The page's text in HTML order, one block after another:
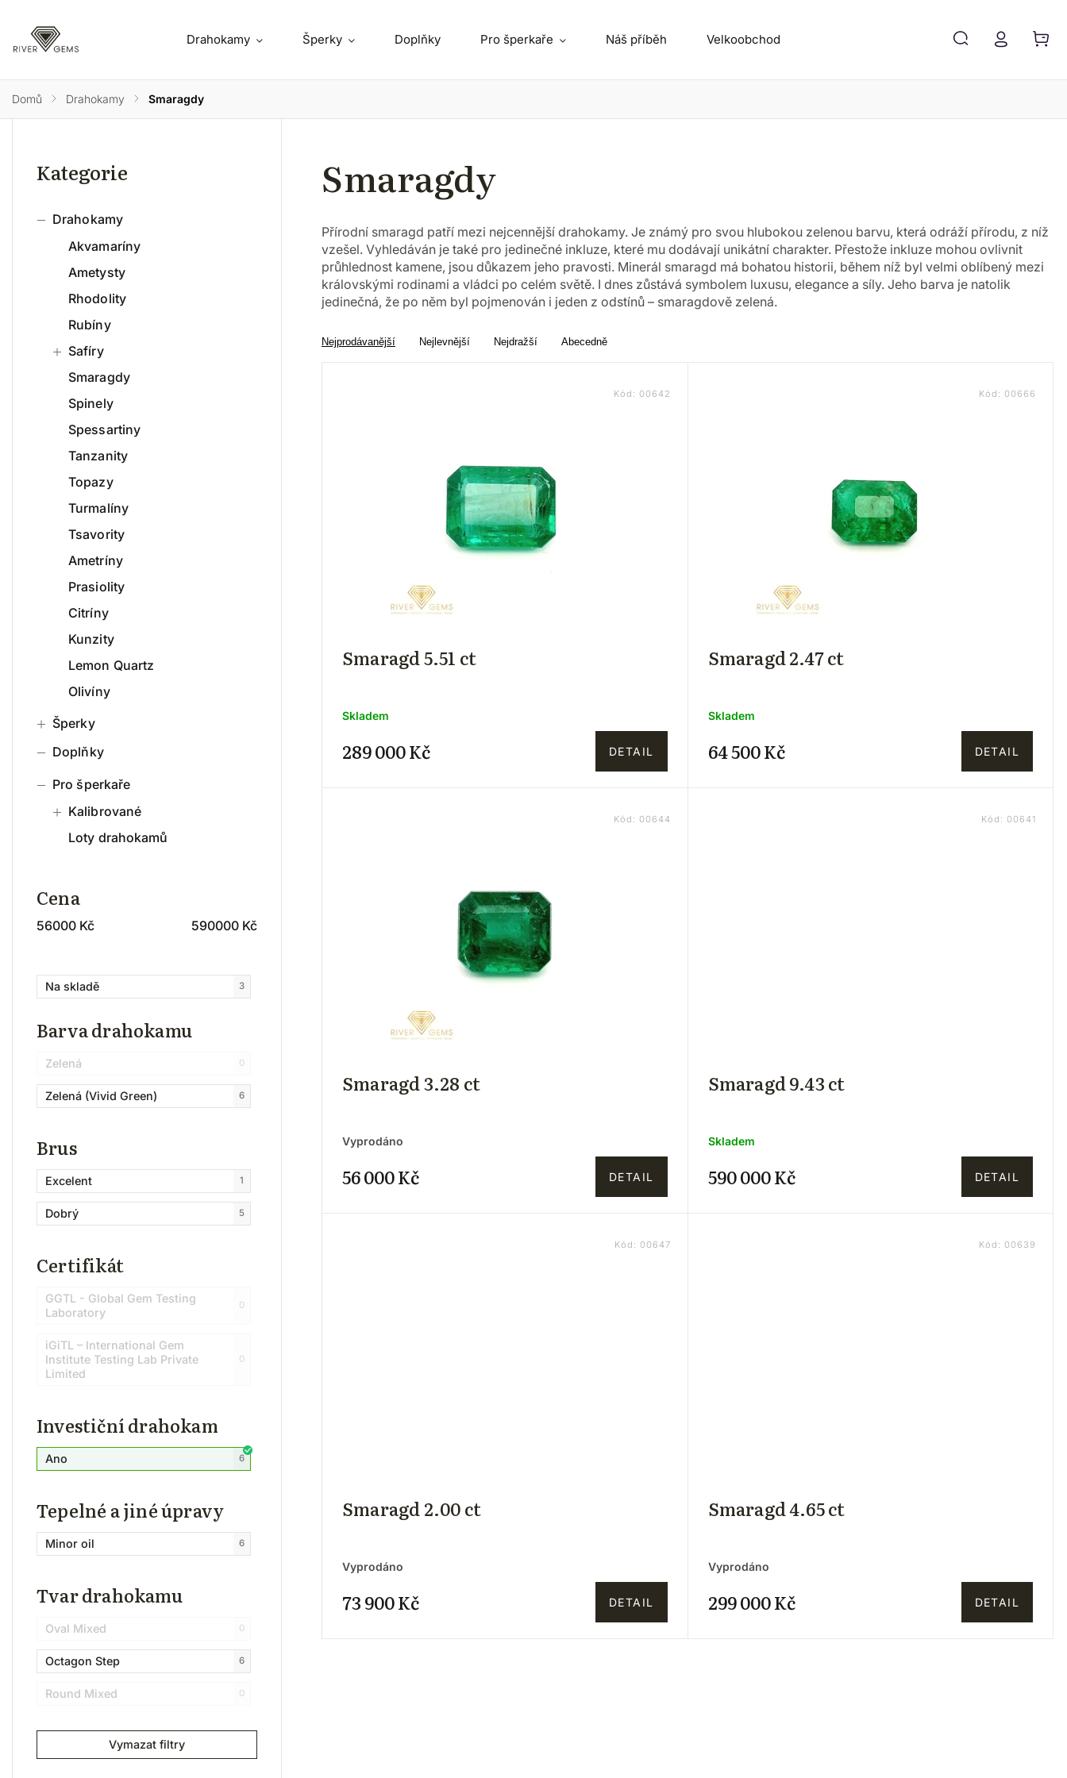
Drahokamy Šperky Doplňky Pro šperkaře Náš příběh Velkoobchod
Domů / Drahokamy / Smaragdy
Kategorie
Drahokamy
Akvamaríny
Ametysty
Rhodolity
Rubíny
Safíry
Smaragdy
Spinely
Spessartiny
Tanzanity
Topazy
Turmalíny
Tsavority
Ametríny
Prasiolity
Citríny
Kunzity
Lemon Quartz
Olivíny
Šperky
Doplňky
Pro šperkaře
Kalibrované
Loty drahokamů
Cena
56000 Kč 590000 Kč
Na skladě 3
Barva drahokamu
Zelená 0
Zelená (Vivid Green) 6
Brus
Excelent 1
Dobrý 5
Certifikát
GGTL - Global Gem Testing
Laboratory
0
iGiTL – International Gem
Institute Testing Lab Private
Limited
0
Investiční drahokam
Ano 6
Tepelné a jiné úpravy
Minor oil 6
Tvar drahokamu
Oval Mixed 0
Octagon Step 6
Round Mixed 0
Vymazat filtry
Smaragdy
Přírodní smaragd patří mezi nejcennější drahokamy. Je známý pro svou hlubokou zelenou barvu, která odráží přírodu, z níž
vzešel. Vyhledáván je také pro jedinečné inkluze, které mu dodávají unikátní charakter. Přestože inkluze mohou ovlivnit
průhlednost kamene, jsou důkazem jeho pravosti. Minerál smaragd má bohatou historii, během níž byl velmi oblíbený mezi
královskými rodinami a vládci po celém světě. I dnes zůstává symbolem luxusu, elegance a síly. Jeho barva je natolik
jedinečná, že po něm byl pojmenován i jeden z odstínů – smaragdově zelená.
Nejprodávanější Nejlevnější Nejdražší Abecedně
Smaragd 5.51 ct
Skladem
289 000 Kč DETAIL
Kód: 00642
Smaragd 2.47 ct
Skladem
64 500 Kč DETAIL
Kód: 00666
Smaragd 3.28 ct
Vyprodáno
56 000 Kč DETAIL
Kód: 00644
Smaragd 9.43 ct
Skladem
590 000 Kč DETAIL
Kód: 00641
Smaragd 2.00 ct
Vyprodáno
73 900 Kč DETAIL
Kód: 00647
Smaragd 4.65 ct
Vyprodáno
299 000 Kč DETAIL
Kód: 00639